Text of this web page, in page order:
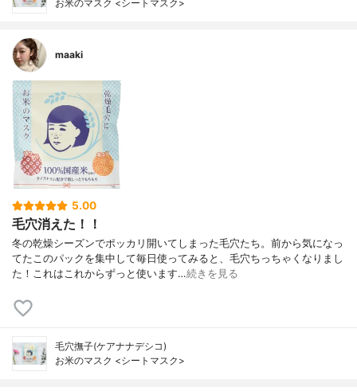
お米のマスク <シートマスク>
maaki
5.00
毛穴消えた！！
冬の乾燥シーズンでポッカリ開いてしまった毛穴たち。前から気になっ
てたこのパックを集中して毎日使ってみると、毛穴ちっちゃくなりまし
た！これはこれからずっと使います…続きを見る
毛穴撫子(ケアナナデシコ)
お米のマスク <シートマスク>